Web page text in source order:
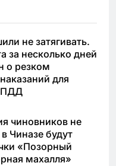
не затягивать.
за несколько дней
о резком
для
ПДД
чиновников не
Чиназе будут
«Позорный
махалля»